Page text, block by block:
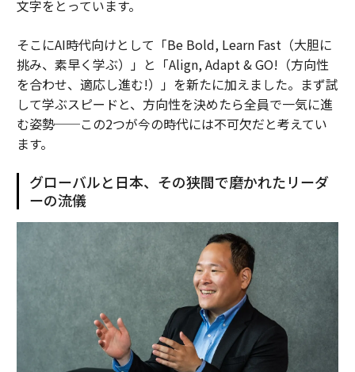
文字をとっています。
そこにAI時代向けとして「Be Bold, Learn Fast（大胆に
挑み、素早く学ぶ）」と「Align, Adapt & GO!（方向性
を合わせ、適応し進む!）」を新たに加えました。まず試
して学ぶスピードと、方向性を決めたら全員で一気に進
む姿勢──この2つが今の時代には不可欠だと考えてい
ます。
グローバルと日本、その狭間で磨かれたリーダ
ーの流儀